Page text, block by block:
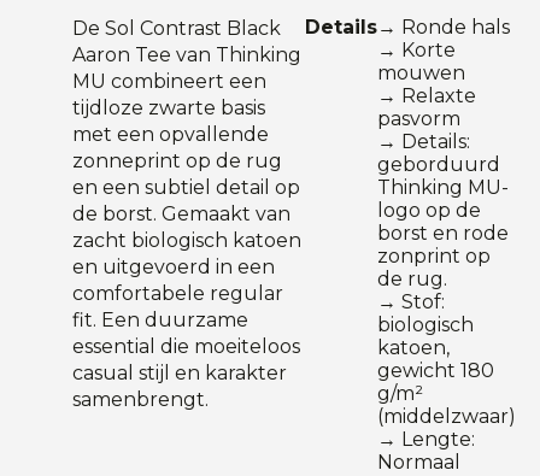
De Sol Contrast Black
Aaron Tee van Thinking
MU combineert een
tijdloze zwarte basis
met een opvallende
zonneprint op de rug
en een subtiel detail op
de borst. Gemaakt van
zacht biologisch katoen
en uitgevoerd in een
comfortabele regular
fit. Een duurzame
essential die moeiteloos
casual stijl en karakter
samenbrengt.
Details→ Ronde hals
→ Korte
mouwen
→ Relaxte
pasvorm
→ Details:
geborduurd
Thinking MU-
logo op de
borst en rode
zonprint op
de rug.
→ Stof:
biologisch
katoen,
gewicht 180
g/m²
(middelzwaar)
→ Lengte:
Normaal